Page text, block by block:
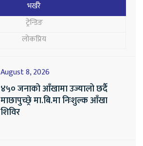
भर्खरै
ट्रेन्डिङ
लोकप्रिय
August 8, 2026
४५० जनाको आँखामा उज्यालो छर्दै
माछापुच्छ्रे मा.बि.मा निःशुल्क आँखा
शिविर